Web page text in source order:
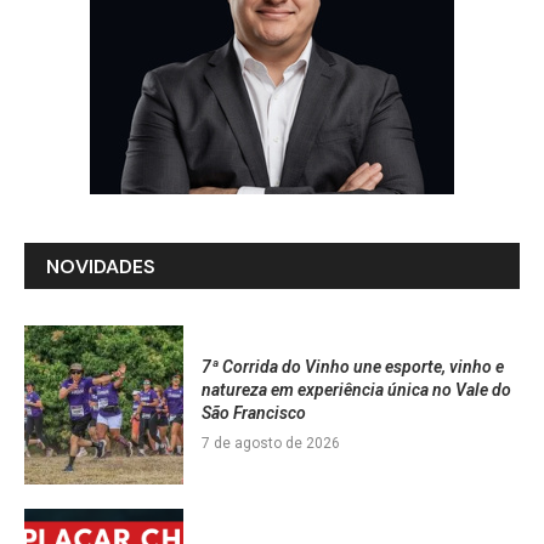
NOVIDADES
7ª Corrida do Vinho une esporte, vinho e
natureza em experiência única no Vale do
São Francisco
7 de agosto de 2026